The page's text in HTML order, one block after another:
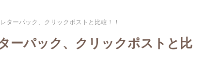
ターパック、クリックポストと比較！！
ーパック、クリックポストと比